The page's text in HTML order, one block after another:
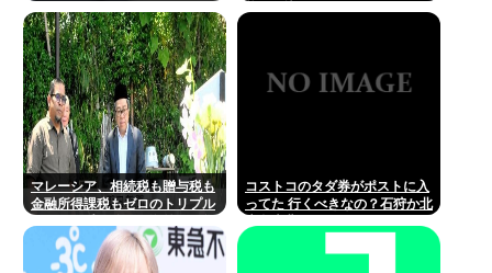
マレーシア、相続税も贈与税も
金融所得課税もゼロのトリプル
めてしまう…
コストコのタダ券がポストに入
ってた 行くべきなの？石狩か北